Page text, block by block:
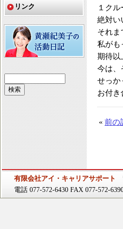
１ク
絶対い
それま
私がも
期待以
今は、
せっか
お付き
« 前の
リンク
有限会社アイ・キャリアサポート
電話 077-572-6430 FAX 077-572-